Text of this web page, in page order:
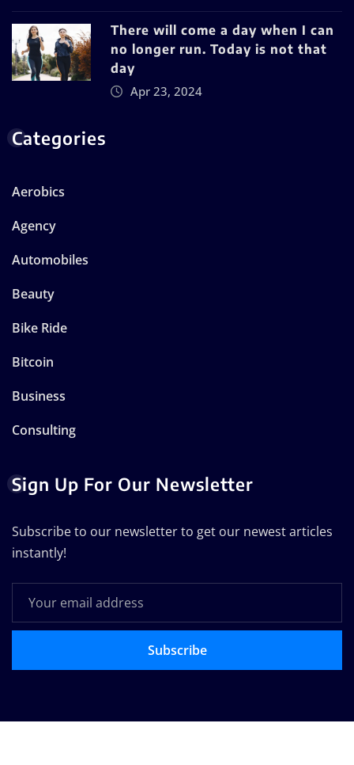
There will come a day when I can
no longer run. Today is not that
day
Apr 23, 2024
Categories
Aerobics
Agency
Automobiles
Beauty
Bike Ride
Bitcoin
Business
Consulting
Sign Up For Our Newsletter
Subscribe to our newsletter to get our newest articles
instantly!
Subscribe